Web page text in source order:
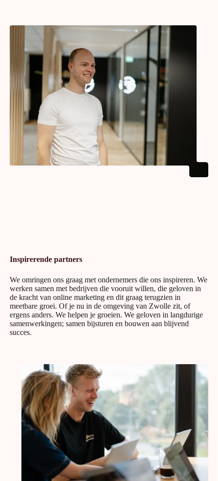
Inspirerende partners
We omringen ons graag met ondernemers die ons inspireren. We
werken samen met bedrijven die vooruit willen, die geloven in
de kracht van online marketing en dit graag terugzien in
meetbare groei. Of je nu in de omgeving van Zwolle zit, of
ergens anders. We helpen je groeien. We geloven in langdurige
samenwerkingen; samen bijsturen en bouwen aan blijvend
succes.